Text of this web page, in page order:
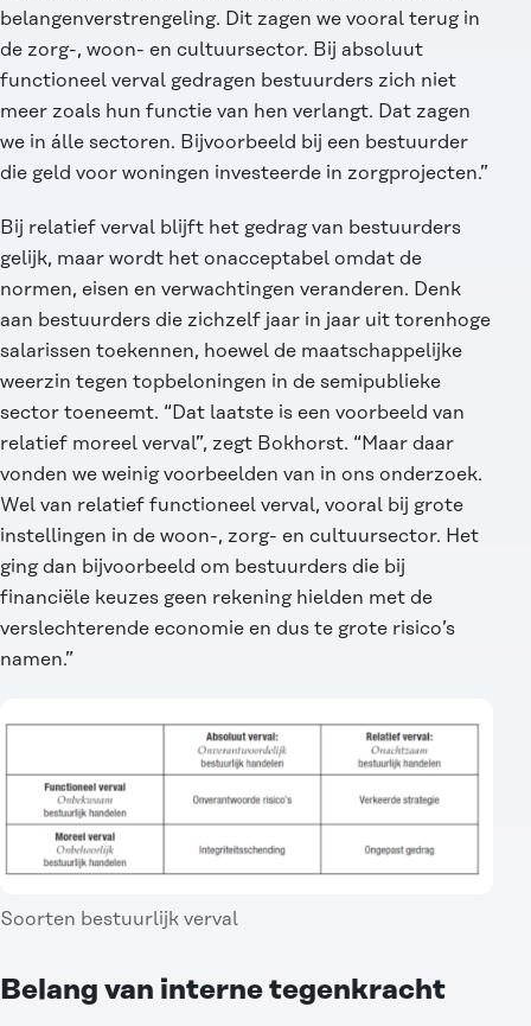
belangenverstrengeling. Dit zagen we vooral terug in
de zorg-, woon- en cultuursector. Bij absoluut
functioneel verval gedragen bestuurders zich niet
meer zoals hun functie van hen verlangt. Dat zagen
we in álle sectoren. Bijvoorbeeld bij een bestuurder
die geld voor woningen investeerde in zorgprojecten.”
Bij relatief verval blijft het gedrag van bestuurders
gelijk, maar wordt het onacceptabel omdat de
normen, eisen en verwachtingen veranderen. Denk
aan bestuurders die zichzelf jaar in jaar uit torenhoge
salarissen toekennen, hoewel de maatschappelijke
weerzin tegen topbeloningen in de semipublieke
sector toeneemt. “Dat laatste is een voorbeeld van
relatief moreel verval”, zegt Bokhorst. “Maar daar
vonden we weinig voorbeelden van in ons onderzoek.
Wel van relatief functioneel verval, vooral bij grote
instellingen in de woon-, zorg- en cultuursector. Het
ging dan bijvoorbeeld om bestuurders die bij
financiële keuzes geen rekening hielden met de
verslechterende economie en dus te grote risico’s
namen.”
Soorten bestuurlijk verval
Belang van interne tegenkracht